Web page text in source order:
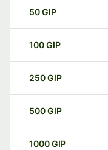
50GIP
100GIP
250GIP
500GIP
1000GIP